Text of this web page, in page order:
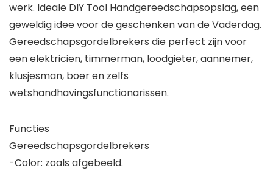
werk. Ideale DIY Tool Handgereedschapsopslag, een
geweldig idee voor de geschenken van de Vaderdag.
Gereedschapsgordelbrekers die perfect zijn voor
een elektricien, timmerman, loodgieter, aannemer,
klusjesman, boer en zelfs
wetshandhavingsfunctionarissen.
Functies
Gereedschapsgordelbrekers
-Color: zoals afgebeeld.